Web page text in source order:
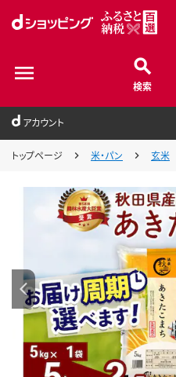
検索
アカウント
トップページ 米・パン 玄米